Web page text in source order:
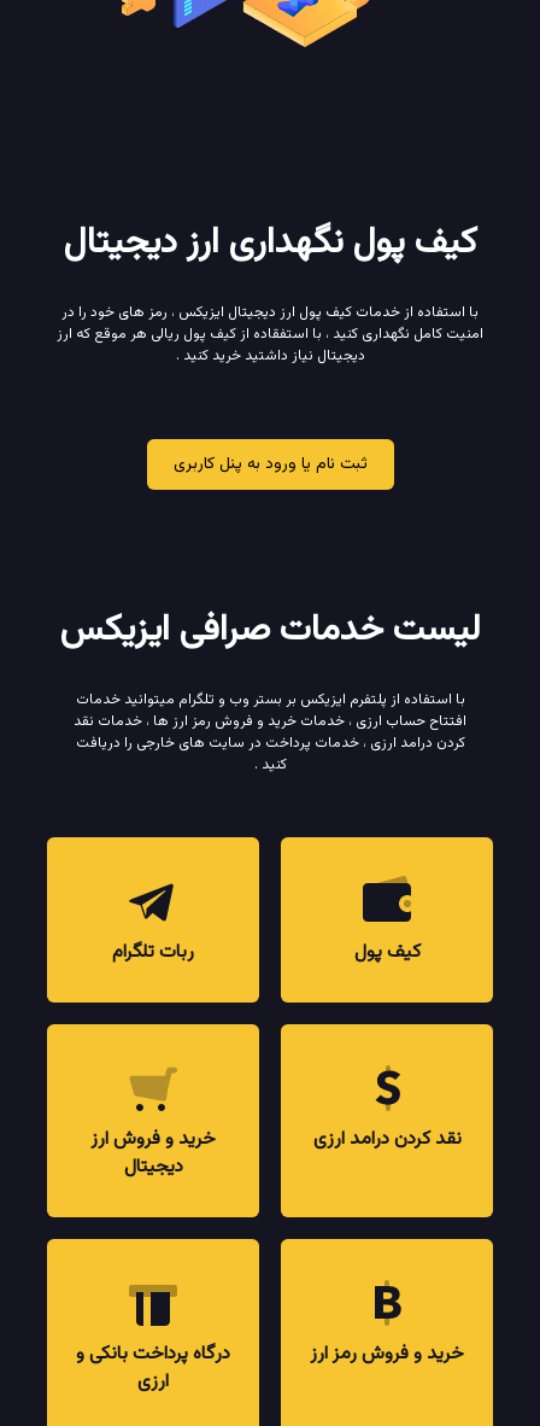
کیف پول نگهداری ارز دیجیتال
با استفاده از خدمات کیف پول ارز دیجیتال ایزیکس ، رمز های خود را در
امنیت کامل نگهداری کنید ، با استفقاده از کیف پول ریالی هر موقع که ارز
دیجیتال نیاز داشتید خرید کنید .
ثبت نام یا ورود به پنل کاربری
لیست خدمات صرافی ایزیکس
با استفاده از پلتفرم ایزیکس بر بستر وب و تلگرام میتوانید خدمات
افتتاح حساب ارزی ، خدمات خرید و فروش رمز ارز ها ، خدمات نقد
کردن درامد ارزی ، خدمات پرداخت در سایت های خارجی را دریافت
کنید .
کیف پول ربات تلگرام
نقد کردن درامد ارزی
خرید و فروش ارز
دیجیتال
خرید و فروش رمز ارز
درگاه پرداخت بانکی و
ارزی